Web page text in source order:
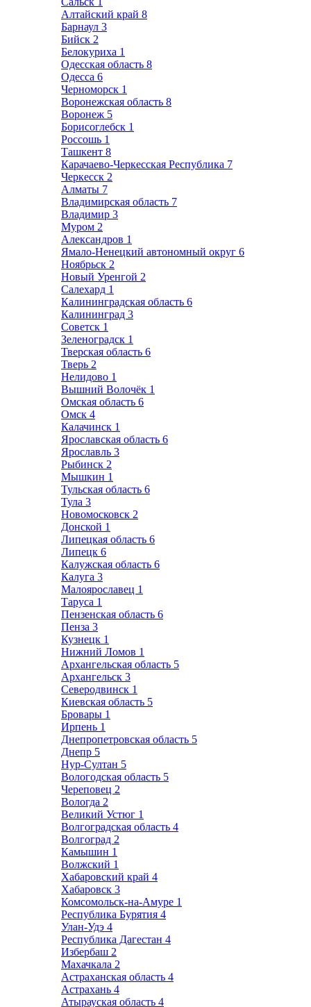
Алтайский край 8
Барнаул 3
Бийск 2
Белокуриха 1
Одесская область 8
Одесса 6
Черноморск 1
Воронежская область 8
Воронеж 5
Борисоглебск 1
Россошь 1
Ташкент 8
Карачаево-Черкесская Республика 7
Черкесск 2
Алматы 7
Владимирская область 7
Владимир 3
Муром 2
Александров 1
Ямало-Ненецкий автономный округ 6
Ноябрьск 2
Новый Уренгой 2
Салехард 1
Калининградская область 6
Калининград 3
Советск 1
Зеленоградск 1
Тверская область 6
Тверь 2
Нелидово 1
Вышний Волочёк 1
Омская область 6
Омск 4
Калачинск 1
Ярославская область 6
Ярославль 3
Рыбинск 2
Мышкин 1
Тульская область 6
Тула 3
Новомосковск 2
Донской 1
Липецкая область 6
Липецк 6
Калужская область 6
Калуга 3
Малоярославец 1
Таруса 1
Пензенская область 6
Пенза 3
Кузнецк 1
Нижний Ломов 1
Архангельская область 5
Архангельск 3
Северодвинск 1
Киевская область 5
Бровары 1
Ирпень 1
Днепропетровская область 5
Днепр 5
Нур-Султан 5
Вологодская область 5
Череповец 2
Вологда 2
Великий Устюг 1
Волгоградская область 4
Волгоград 2
Камышин 1
Волжский 1
Хабаровский край 4
Хабаровск 3
Комсомольск-на-Амуре 1
Республика Бурятия 4
Улан-Удэ 4
Республика Дагестан 4
Избербаш 2
Махачкала 2
Астраханская область 4
Астрахань 4
Атырауская область 4